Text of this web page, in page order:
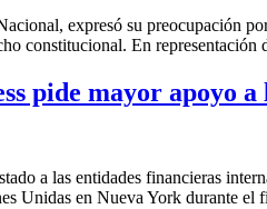
expresó su preocupación
constitucional. En
pide mayor apoyo a
a las entidades financieras
Unidas en Nueva York durante